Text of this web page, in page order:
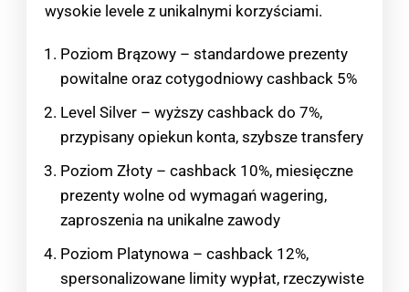
wysokie levele z unikalnymi korzyściami.
Poziom Brązowy – standardowe prezenty
powitalne oraz cotygodniowy cashback 5%
Level Silver – wyższy cashback do 7%,
przypisany opiekun konta, szybsze transfery
Poziom Złoty – cashback 10%, miesięczne
prezenty wolne od wymagań wagering,
zaproszenia na unikalne zawody
Poziom Platynowa – cashback 12%,
spersonalizowane limity wypłat, rzeczywiste